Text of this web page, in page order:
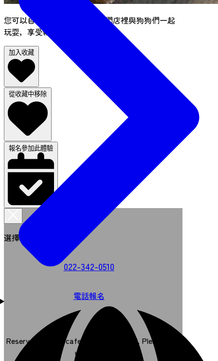
您可以自備狗狗，也可以在我們店裡與狗狗們一起
玩耍，享受輕鬆舒適的居家環境。
加入收藏
從收藏中移除
報名參加此體驗
選擇報名方式
022-342-0510
電話報名
Reservations for cafe are not required. Please visit
us directly.